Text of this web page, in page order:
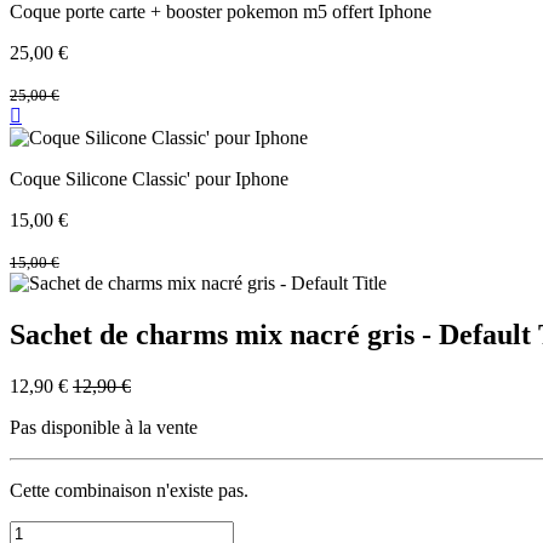
Coque porte carte + booster pokemon m5 offert Iphone
25,00 €
25,00€
Coque Silicone Classic' pour Iphone
15,00 €
15,00€
Sachet de charms mix nacré gris - Default
12,90 € 12,90€
Pas disponible à la vente
Cette combinaison n'existe pas.